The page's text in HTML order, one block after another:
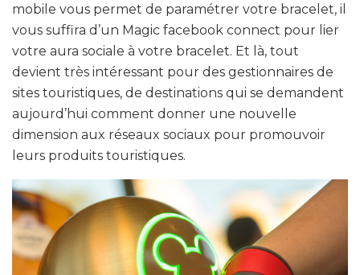
mobile vous permet de paramétrer votre bracelet, il
vous suffira d’un Magic facebook connect pour lier
votre aura sociale à votre bracelet. Et là, tout
devient très intéressant pour des gestionnaires de
sites touristiques, de destinations qui se demandent
aujourd’hui comment donner une nouvelle
dimension aux réseaux sociaux pour promouvoir
leurs produits touristiques.